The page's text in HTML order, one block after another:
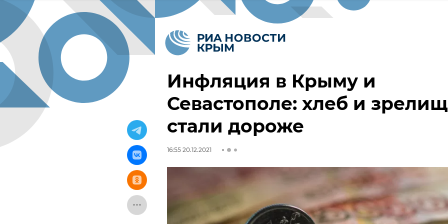
Инфляция в Крыму и
Севастополе: хлеб и
стали дороже
16:55 20.12.2021